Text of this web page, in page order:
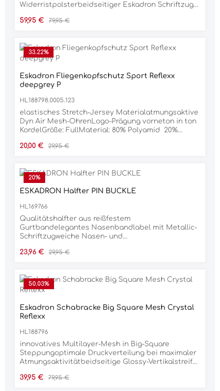
Widerristpolsterbeidseitiger Eskadron Schriftzug
EinfassungDoppelbrustverschnallung mit
SchweifriemenMaterial100% POLYESTER
Verkaufspreis:
59,95 € Regulärer Preis:
79,95 €
33.22%
Eskadron Fliegenkopfschutz Sport Reflexx
deepgrey P
HL188798.0005.123
elastisches Stretch-Jersey Materialatmungsaktive
Dyn Air Mesh-OhrenLogo-Prägung vorneton in ton
KordelGröße: FullMaterial: 80% Polyamid 20%
Verkaufspreis:
20,00 € Regulärer Preis:
29,95 €
20%
ESKADRON Halfter PIN BUCKLE
HL169766
Qualitätshalfter aus reißfestem
Gurtbandelegantes Nasenbandlabel mit Metallic-
Schriftzugweiche Nasen- und
und im Kinnbereichhochwertig glänzende Silber-
Verkaufspreis:
23,96 € Regulärer Preis:
29,95 €
50.03%
Eskadron Schabracke Big Square Mesh Crystal
Reflexx
HL188796
innovatives Multilayer-Mesh in Big-Square
Steppungoptimale Druckverteilung bei maximaler
Atmungsaktivitätbeidseitige Glossy-Vertikalstreife
auf Glossy-Einfassungatmungsaktiver
Verkaufspreis:
39,95 € Regulärer Preis:
79,95 €